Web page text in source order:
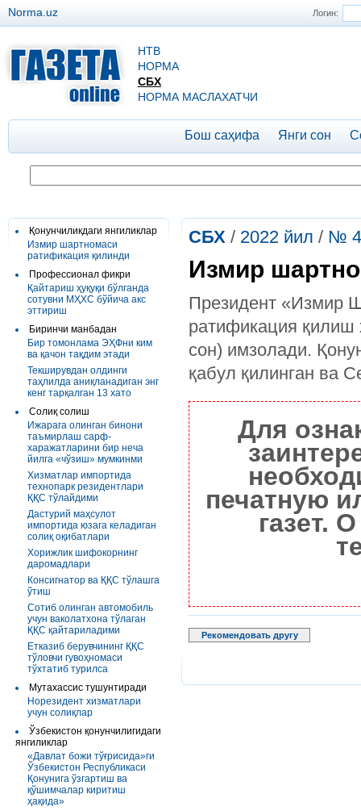
Логин:
Norma.uz
НТВ
НОРМА
СБХ
НОРМА МАСЛАХАТЧИ
Бош саҳифа Янги сон
Қонунчиликдаги янгиликлар
Измир шартномаси
ратификация қилинди
Профессионал фикри
Қайтариш ҳуқуқи бўлганда
сотувни МҲХС бўйича акс
эттириш
Биринчи манбадан
Бир томонлама ЭҲФни ким
ва қачон тақдим этади
Текширувдан олдинги
таҳлилда аниқланадиган энг
кенг тарқалган 13 хато
Солиқ солиш
Ижарага олинган бинони
таъмирлаш сарф-
харажатларини бир неча
йилга «чўзиш» мумкинми
Хизматлар импортида
технопарк резидентлари
ҚҚС тўлайдими
Дастурий маҳсулот
импортида юзага келадиган
солиқ оқибатлари
Хорижлик шифокорнинг
даромадлари
Консигнатор ва ҚҚС тўлашга
ўтиш
Сотиб олинган автомобиль
учун ваколатхона тўлаган
ҚҚС қайтариладими
Етказиб берувчининг ҚҚС
тўловчи гувоҳномаси
тўхтатиб турилса
Мутахассис тушунтиради
Норезидент хизматлари
учун солиқлар
Ўзбекистон қонунчилигидаги
янгиликлар
«Давлат божи тўғрисида»ги
Ўзбекистон Республикаси
Қонунига ўзгартиш ва
қўшимчалар киритиш
ҳақида»
СБХ / 2022 йил / №
Измир
Президент «Измир
ратификация қилиш
сон) имзолади.
қабул қилинган ва
Для
печатную
газет.
Рекомендовать другу